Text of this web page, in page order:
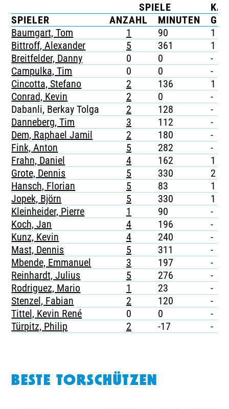
TICKETING
SPIELE
SPIELER
ANZAHL MINUTEN G
Baumgart, Tom
1 90 1
Bittroff, Alexander
5 361 1
Breitfelder, Danny
0 0 -
Campulka, Tim
0 0 -
Cincotta, Stefano
2 136 1
Conrad, Kevin
2 0 -
Dabanli, Berkay Tolga
2 128 -
Danneberg, Tim
3 112 -
Dem, Raphael Jamil
2 180 -
Fink, Anton
5 282 -
Frahn, Daniel
4 162 1
Grote, Dennis
5 330 2
Hansch, Florian
5 83 1
Jopek, Björn
5 330 1
Kleinheider, Pierre
1 90 -
Koch, Jan
4 196 -
Kunz, Kevin
4 240 -
Mast, Dennis
5 311 -
Mbende, Emmanuel
3 197 -
Reinhardt, Julius
5 276 -
Rodriguez, Mario
1 23 -
Stenzel, Fabian
2 120 -
Tittel, Kevin René
0 0 -
Türpitz, Philip
2 -17 -
BESTE TORSCHÜTZEN